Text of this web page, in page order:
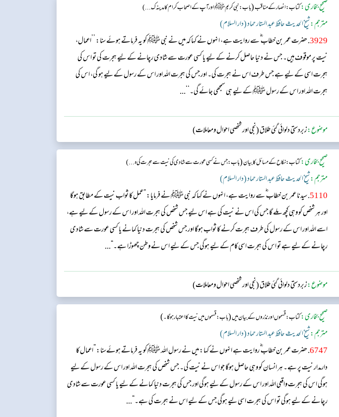
صحیح بخاری:کتاب: انصار کے مناقب(باب: نبی کریم ﷺ اور آپ کے اصحاب کرام کا مدینہ ک...)
مترجم:شیخ الحدیث حافظ عبد الستار حماد (دار السلام)
3929. حضرت عمر بن خطاب ؓ سے روایت ہے، انہوں نے کہا کہ میں نے نبی ﷺ کو یہ فرماتے ہوئے سنا: ’’اعمال،
نیت پر موقوف ہیں۔ جس نے دنیا حاصل کرنے کے لیے یا کسی عورت سے شادی رچانے کے لیے ہجرت کی تو اس کی
ہجرت اسی کے لیے ہے جس طرف اس نے ہجرت کی۔ اور جس کی ہجرت اللہ اور اس کے رسول کے لیے ہو گی، اس کی
ہجرت اللہ اور اس کے رسول ﷺ کے لیے ہی سمجھی جائے گی۔‘‘...
موضوع:زبردستی دلوائی گئی طلاق (نجی اور شخصی احوال ومعاملات)
صحیح بخاری:کتاب: نکاح کے مسائل کا بیان(باب: جس نے کسی عورت سے شادی کی نیت سے ہجرت کی ہ...)
مترجم:شیخ الحدیث حافظ عبد الستار حماد (دار السلام)
5110 . سیدنا عمر بن خطاب ؓ سے روایت ہے، انہوں نے کہا کہ نبی ﷺ نے فرمایا: ”عمل کا ثواب نیت کے مطابق ہوگا
اور ہر شخص کو وہی کچھ ملے گا جس کی اس نے نیت کی ہے اس لیے جس شخص کی ہجرت اللہ اور اس کے رسول کے لیے ہے،
اسے اللہ اور اس کے رسول کی طرف ہجرت کرنے کا ثواب ہوگا اور جس شخص کی ہجرت دنیا کمانے یا کسی عورت سے شادی
رچانے کے لیے ہے تو اس کی ہجرت اسی کام کے لیے ہوگی جس کے لیے اس نے وطن چھوڑا ہے۔“...
موضوع:زبردستی دلوائی گئی طلاق (نجی اور شخصی احوال ومعاملات)
صحیح بخاری:کتاب: قسموں اور نذروں کے بیان میں(باب: قسموں میں نیت کا اعتبار ہو گا۔)
مترجم:شیخ الحدیث حافظ عبد الستار حماد (دار السلام)
6747. حضرت عمر بن خطاب ؓ روایت ہے انہوں نے کہا: میں نے رسول اللہ ﷺ کو یہ فرماتے ہوئےسنا: ”اعمال کا
دارمدار نیت پر ہے۔ ہر انسان کو وہی حاصل ہوگا جو اس نے نیت کی۔ جس شخص کی ہجرت اللہ اور اس کے رسول کے لیے
ہوگی اس کی ہجرت واقعی اللہ اور اس کے رسول کے لیے ہوگی اور جس کی ہجرت دنیا کمانے کے لیے یا کسی عورت سے شادی
رچانے کے لیے ہوگی تو اس کی ہجرت اسی لیے ہوگی جس کے لیے اس نے ہجرت کی ہے۔“...